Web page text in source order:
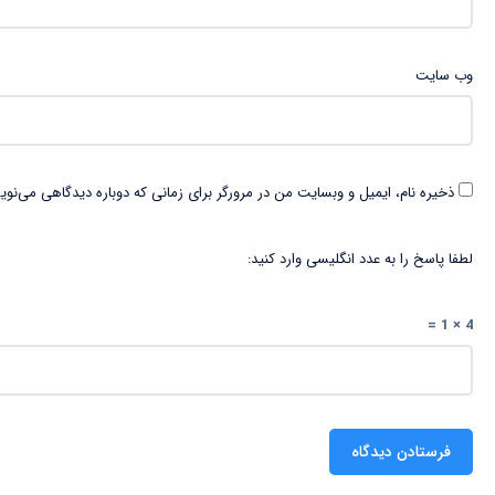
وب‌ سایت
ذخیره نام، ایمیل و وبسایت من در مرورگر برای زمانی که دوباره دیدگاهی
لطفا پاسخ را به عدد انگلیسی وارد کنید:
4 × 1 =